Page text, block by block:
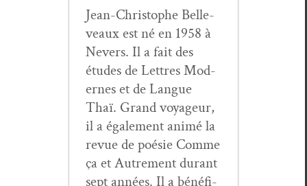
Jean-Christophe Belle­
veaux est né en 1958 à
Nev­ers. Il a fait des
études de Let­tres Mod­
ernes et de Langue
Thaï. Grand voyageur,
il a égale­ment ani­mé la
revue de poésie Comme
ça et Autrement durant
sept années. Il a béné­fi­